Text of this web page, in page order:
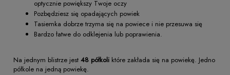
optycznie powiększy Twoje oczy
Pozbędziesz się opadających powiek
Tasiemka dobrze trzyma się na powiece i nie przesuwa się
Bardzo łatwe do odklejenia lub poprawienia.
Na jednym blistrze jest 48 półkoli które zakłada się na powiekę. Jedno
półkole na jedną powiekę.